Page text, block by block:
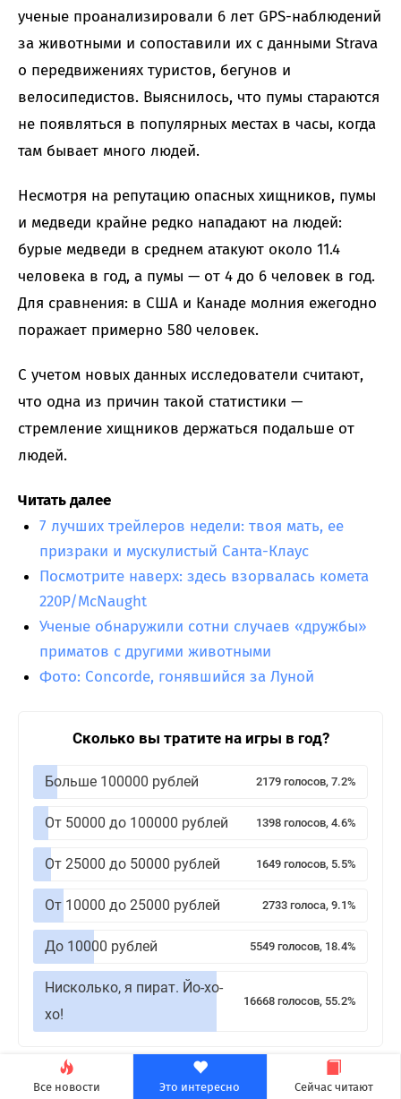
Все новости Это интересно Сейчас читают
ученые проанализировали 6 лет GPS-наблюдений
за животными и сопоставили их с данными Strava
о передвижениях туристов, бегунов и
велосипедистов. Выяснилось, что пумы стараются
не появляться в популярных местах в часы, когда
там бывает много людей.
Несмотря на репутацию опасных хищников, пумы
и медведи крайне редко нападают на людей:
бурые медведи в среднем атакуют около 11.4
человека в год, а пумы — от 4 до 6 человек в год.
Для сравнения: в США и Канаде молния ежегодно
поражает примерно 580 человек.
С учетом новых данных исследователи считают,
что одна из причин такой статистики —
стремление хищников держаться подальше от
людей.
Читать далее
7 лучших трейлеров недели: твоя мать, ее
призраки и мускулистый Санта-Клаус
Посмотрите наверх: здесь взорвалась комета
220P/McNaught
Ученые обнаружили сотни случаев «дружбы»
приматов с другими животными
Фото: Concorde, гонявшийся за Луной
Сколько вы тратите на игры в год?
Больше 100000 рублей 2179 голосов, 7.2%
От 50000 до 100000 рублей 1398 голосов, 4.6%
От 25000 до 50000 рублей 1649 голосов, 5.5%
От 10000 до 25000 рублей 2733 голоса, 9.1%
До 10000 рублей 5549 голосов, 18.4%
Нисколько, я пират. Йо-хо-
хо!
16668 голосов, 55.2%
Теги: Наука